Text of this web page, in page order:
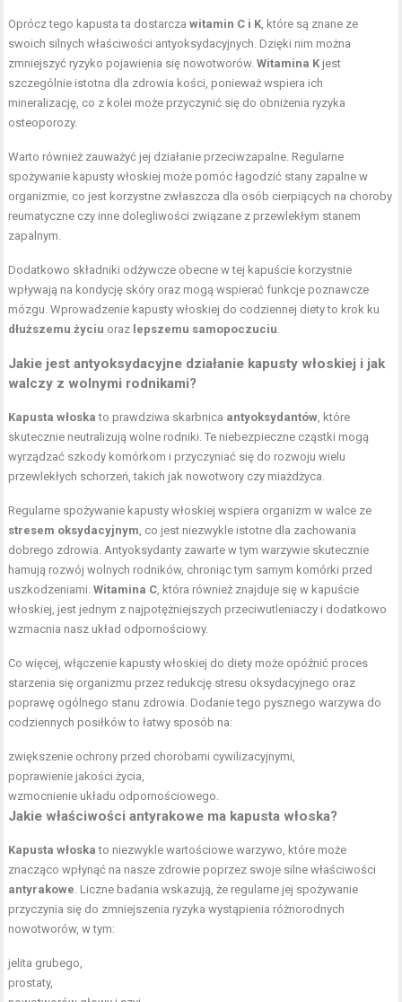
Oprócz tego kapusta ta dostarczawitamin C i K, które są znane ze
swoich silnych właściwości antyoksydacyjnych. Dzięki nim można
zmniejszyć ryzyko pojawienia się nowotworów.Witamina K jest
szczególnie istotna dla zdrowia kości, ponieważ wspiera ich
mineralizację, co z kolei może przyczynić się do obniżenia ryzyka
osteoporozy.
Warto również zauważyć jej działanie przeciwzapalne. Regularne
spożywanie kapusty włoskiej może pomóc łagodzić stany zapalne w
organizmie, co jest korzystne zwłaszcza dla osób cierpiących na choroby
reumatyczne czy inne dolegliwości związane z przewlekłym stanem
zapalnym.
Dodatkowo składniki odżywcze obecne w tej kapuście korzystnie
wpływają na kondycję skóry oraz mogą wspierać funkcje poznawcze
mózgu. Wprowadzenie kapusty włoskiej do codziennej diety to krok ku
dłuższemu życiu oraz lepszemu samopoczuciu.
Jakie jestantyoksydacyjne działanie kapusty włoskiej i jak
walczy z wolnymi rodnikami?
Kapusta włoska to prawdziwa skarbnica antyoksydantów, które
skutecznie neutralizują wolne rodniki. Te niebezpieczne cząstki mogą
wyrządzać szkody komórkom i przyczyniać się do rozwoju wielu
przewlekłych schorzeń, takich jak nowotwory czy miażdżyca.
Regularne spożywanie kapusty włoskiej wspiera organizm w walce ze
stresem oksydacyjnym, co jest niezwykle istotne dla zachowania
dobrego zdrowia. Antyoksydanty zawarte w tym warzywie skutecznie
hamują rozwój wolnych rodników, chroniąc tym samym komórki przed
uszkodzeniami.Witamina C, która również znajduje się w kapuście
włoskiej, jest jednym z najpotężniejszych przeciwutleniaczy i dodatkowo
wzmacnia nasz układ odpornościowy.
Co więcej, włączenie kapusty włoskiej do diety może opóźnić proces
starzenia się organizmu przez redukcję stresu oksydacyjnego oraz
poprawę ogólnego stanu zdrowia. Dodanie tego pysznego warzywa do
codziennych posiłków to łatwy sposób na:
zwiększenie ochrony przed chorobami cywilizacyjnymi,
poprawienie jakości życia,
wzmocnienie układu odpornościowego.
Jakie właściwości antyrakowe ma kapusta włoska?
Kapusta włoska to niezwykle wartościowe warzywo, które może
znacząco wpłynąć na nasze zdrowie poprzez swoje silne właściwości
antyrakowe. Liczne badania wskazują, że regularne jej spożywanie
przyczynia się do zmniejszenia ryzyka wystąpienia różnorodnych
nowotworów, w tym:
jelita grubego,
prostaty,